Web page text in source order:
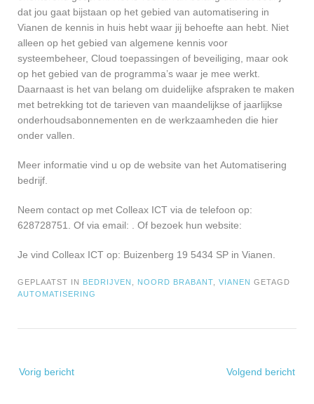
dat jou gaat bijstaan op het gebied van automatisering in
Vianen de kennis in huis hebt waar jij behoefte aan hebt. Niet
alleen op het gebied van algemene kennis voor
systeembeheer, Cloud toepassingen of beveiliging, maar ook
op het gebied van de programma’s waar je mee werkt.
Daarnaast is het van belang om duidelijke afspraken te maken
met betrekking tot de tarieven van maandelijkse of jaarlijkse
onderhoudsabonnementen en de werkzaamheden die hier
onder vallen.
Meer informatie vind u op de website van het Automatisering
bedrijf.
Neem contact op met Colleax ICT via de telefoon op:
628728751. Of via email:
. Of bezoek hun website:
Je vind Colleax ICT op: Buizenberg 19 5434 SP in Vianen.
GEPLAATST IN BEDRIJVEN NOORD BRABANT VIANEN GETAGD
AUTOMATISERING
navigatie
Vorig bericht Volgend bericht